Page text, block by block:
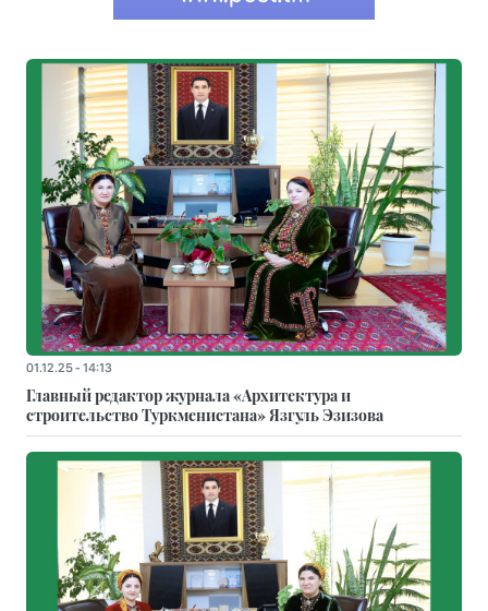
01.12.25 - 14:13
Главный редактор журнала «Архитектура и
строительство Туркменистана» Язгуль Эзизова